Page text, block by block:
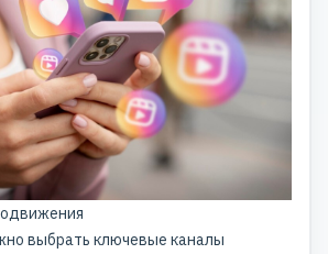
выбрать ключевые каналы